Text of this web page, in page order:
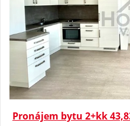
Pronájem bytu 2+kk